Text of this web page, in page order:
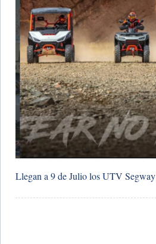
Llegan a 9 de Julio los UTV Segway